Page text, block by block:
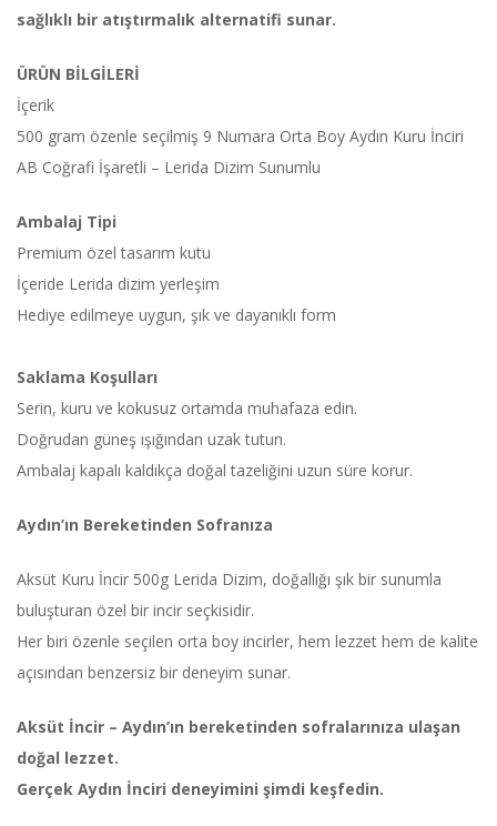
sağlıklı bir atıştırmalık alternatifi sunar.
ÜRÜN BİLGİLERİ
İçerik
500 gram özenle seçilmiş 9 Numara Orta Boy Aydın Kuru İnciri
AB Coğrafi İşaretli – Lerida Dizim Sunumlu
Ambalaj Tipi
Premium özel tasarım kutu
İçeride Lerida dizim yerleşim
Hediye edilmeye uygun, şık ve dayanıklı form
Saklama Koşulları
Serin, kuru ve kokusuz ortamda muhafaza edin.
Doğrudan güneş ışığından uzak tutun.
Ambalaj kapalı kaldıkça doğal tazeliğini uzun süre korur.
Aydın’ın Bereketinden Sofranıza
Aksüt Kuru İncir 500g Lerida Dizim, doğallığı şık bir sunumla
buluşturan özel bir incir seçkisidir.
Her biri özenle seçilen orta boy incirler, hem lezzet hem de kalite
açısından benzersiz bir deneyim sunar.
Aksüt İncir – Aydın’ın bereketinden sofralarınıza ulaşan
doğal lezzet.
Gerçek Aydın İnciri deneyimini şimdi keşfedin.